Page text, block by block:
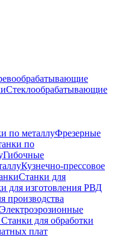
Стеклообрабатывающие
по металлуФрезерные
по
Гибочные
Кузнечно-прессовое
Станки для
для изготовления РВД
производства
Электроэрозионные
Станки для обработки
плат